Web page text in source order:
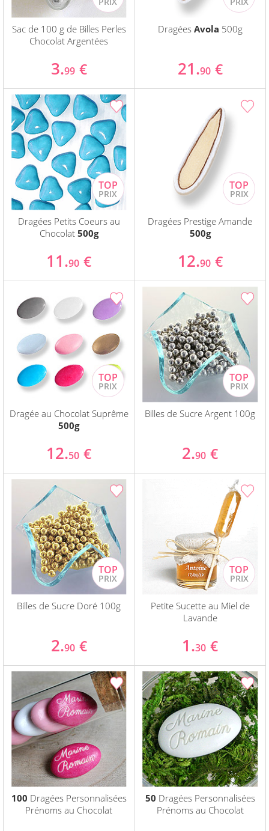
Sac de 100 g de Billes Perles
Chocolat Argentées
3.99 €
Dragées Avola 500g
21.90 €
Dragées Petits Coeurs au
Chocolat 500g
11.90 €
Dragées Prestige Amande
500g
12.90 €
Dragée au Chocolat Suprême
500g
12.50 €
Billes de Sucre Argent 100g
2.90 €
Billes de Sucre Doré 100g
2.90 €
Petite Sucette au Miel de
Lavande
1.30 €
100 Dragées Personnalisées
Prénoms au Chocolat
50 Dragées Personnalisées
Prénoms au Chocolat